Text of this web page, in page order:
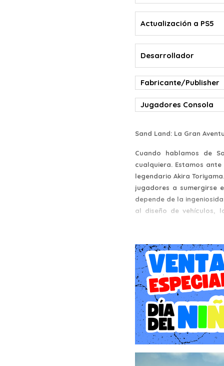
Actualización a PS5
Desarrollador
Fabricante/Publisher
Jugadores Consola
Sand Land: La Gran
Cuando hablamos de
cualquiera. Estamos
legendario Akira
jugadores a sumergirse
depende de la
al diseño de vehículos,
La narrativa de Sand
desastres naturales han
por igual una escasez
elemento a precios
En este escenario
de su título, Beelzebub
insista en que es
ayuda. Su objetivo es